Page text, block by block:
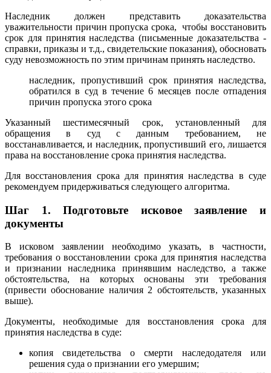
Наследник должен представить доказательства
уважительности причин пропуска срока, чтобы восстановить
срок для принятия наследства (письменные доказательства -
справки, приказы и т.д., свидетельские показания), обосновать
суду невозможность по этим причинам принять наследство.
наследник, пропустивший срок принятия наследства,
обратился в суд в течение 6 месяцев после отпадения
причин пропуска этого срока
Указанный шестимесячный срок, установленный для
обращения в суд с данным требованием, не
восстанавливается, и наследник, пропустивший его, лишается
права на восстановление срока принятия наследства.
Для восстановления срока для принятия наследства в суде
рекомендуем придерживаться следующего алгоритма.
Шаг 1.Подготовьте исковое заявление и
документы
В исковом заявлении необходимо указать, в частности,
требования о восстановлении срока для принятия наследства
и признании наследника принявшим наследство, а также
обстоятельства, на которых основаны эти требования
(привести обоснование наличия 2 обстоятельств, указанных
выше).
Документы, необходимые для восстановления срока для
принятия наследства в суде:
копия свидетельства о смерти наследодателя или
решения суда о признании его умершим;